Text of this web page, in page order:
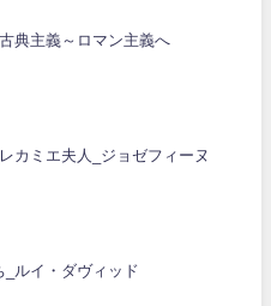
典主義～ロマン主義へ
カミエ夫人_ジョゼフィーヌ
_ルイ・ダヴィッド